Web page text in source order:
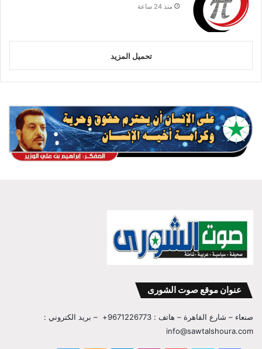
منذ 24 ساعة
تحميل المزيد
عنوان موقع صوت الشورى
صنعاء – شارع القاهرة – هاتف : 9671226773+ – بريد الكتروني :
info@sawtalshoura.com